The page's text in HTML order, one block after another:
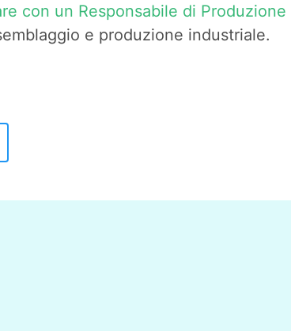
con un Responsabile di Produzione
e produzione industriale.